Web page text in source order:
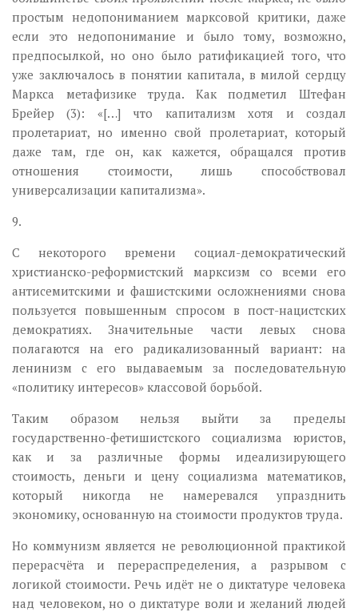
простым недопониманием марксовой критики, даже
если это недопонимание и было тому, возможно,
предпосылкой, но оно было ратификацией того, что
уже заключалось в понятии капитала, в милой сердцу
Маркса метафизике труда. Как подметил Штефан
Брейер (3): «[…] что капитализм хотя и создал
пролетариат, но именно свой пролетариат, который
даже там, где он, как кажется, обращался против
отношения стоимости, лишь способствовал
универсализации капитализма».
9.
С некоторого времени социал-демократический
христианско-реформистский марксизм со всеми его
антисемитскими и фашистскими осложнениями снова
пользуется повышенным спросом в пост-нацистских
демократиях. Значительные части левых снова
полагаются на его радикализованный вариант: на
ленинизм с его выдаваемым за последовательную
«политику интересов» классовой борьбой.
Таким образом нельзя выйти за пределы
государственно-фетишистского социализма юристов,
как и за различные формы идеализирующего
стоимость, деньги и цену социализма математиков,
который никогда не намеревался упразднить
экономику, основанную на стоимости продуктов труда.
Но коммунизм является не революционной практикой
перерасчёта и перераспределения, а разрывом с
логикой стоимости. Речь идёт не о диктатуре человека
над человеком, но о диктатуре воли и желаний людей